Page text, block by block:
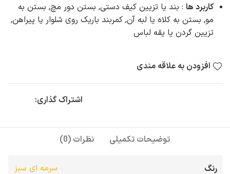
کاربرد ها : بند یا تزیین کیف دستی, بستن دور مچ, بستن به
مو, بستن به کلاه یا لبه آن, کمربند باریک روی شلوار یا پیراهن,
تزیین گردن یا یقه لباس
افزودن به علاقه مندی
اشتراک گذاری:
توضیحات تکمیلی نظرات (0)
رنگ سرمه ای سبز